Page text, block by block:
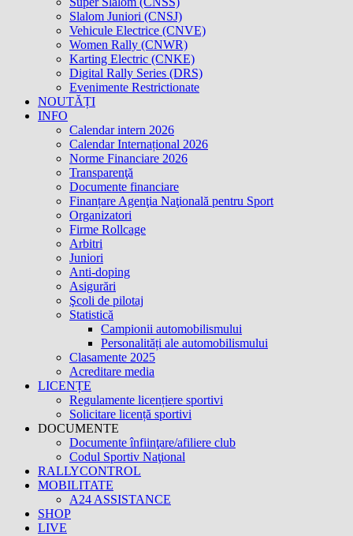
Slalom Juniori (CNSJ)
Vehicule Electrice (CNVE)
Women Rally (CNWR)
Karting Electric (CNKE)
Digital Rally Series (DRS)
Evenimente Restrictionate
NOUTĂȚI
INFO
Calendar intern 2026
Calendar Internațional 2026
Norme Financiare 2026
Transparenţă
Documente financiare
Finanțare Agenţia Naţională pentru Sport
Organizatori
Firme Rollcage
Arbitri
Juniori
Anti-doping
Asigurări
Şcoli de pilotaj
Statistică
Campionii automobilismului
Personalități ale automobilismului
Clasamente 2025
Acreditare media
LICENȚE
Regulamente licențiere sportivi
Solicitare licență sportivi
DOCUMENTE
Documente înfiinţare/afiliere club
Codul Sportiv Naţional
RALLYCONTROL
MOBILITATE
A24 ASSISTANCE
SHOP
LIVE